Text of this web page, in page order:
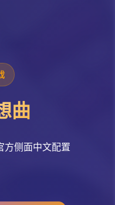
曲
方侧面中文配置